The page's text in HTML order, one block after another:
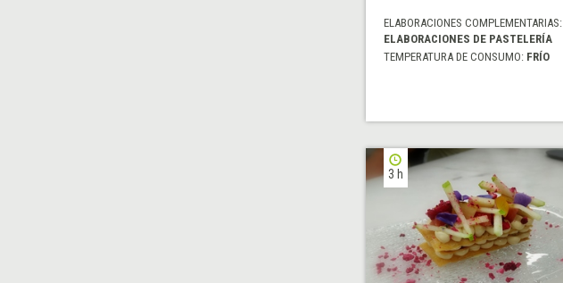
ELABORACIONES COMPLEMENTARIAS:
ELABORACIONES DE PASTELERÍA
TEMPERATURA DE CONSUMO: FRÍO
3 h